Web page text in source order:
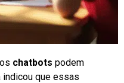
chatbots podem
que essas